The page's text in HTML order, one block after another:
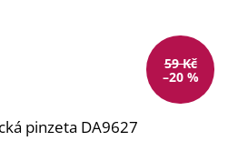
59 Kč
–20 %
pinzeta DA9627